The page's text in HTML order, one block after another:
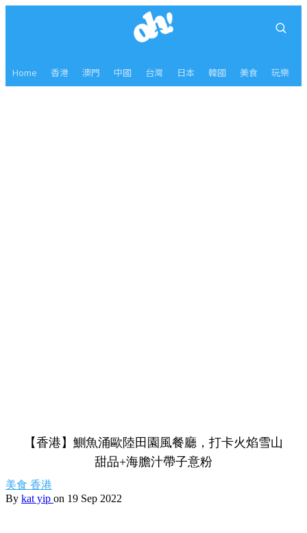
Home 香港 澳門 中國 台灣 日本 韓國 美食 玩樂
【香港】鰂魚涌歐陸田園風餐廳，打卡火焰雪山
甜品+海膽汁帶子意粉
美食 香港
By kat yip on 19 Sep 2022